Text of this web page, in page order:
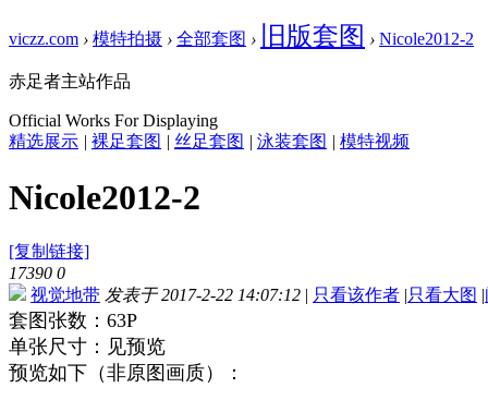
viczz.com › 模特拍摄 › 全部套图 › 旧版套图 › Nicole2012-2
赤足者主站作品
Official Works For Displaying
精选展示 | 裸足套图 | 丝足套图 | 泳装套图 | 模特视频
Nicole2012-2
[复制链接]
17390 0
视觉地带 发表于 2017-2-22 14:07:12 | 只看该作者 |只看大图 |
套图张数：63P
单张尺寸：见预览
预览如下（非原图画质）：